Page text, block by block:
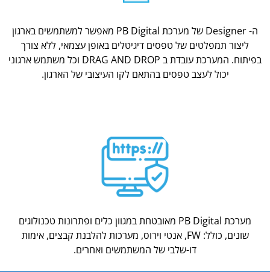
ה- Designer של מערכת PB Digital מאפשר למשתמשים בארגון
ליצור תמפלטים של טפסים דיגיטלים באופן עצמאי, ללא צורך
בפיתוח. המערכת עובדת ב DRAG AND DROP וכל משתמש ארגוני
יכול לעצב טפסים בהתאם לקו העיצובי של הארגון.
מערכת PB Digital מאובטחת במגוון כלים ופתרונות טכנולוגים
שונים, כולל: FW, אנטי וירוס, מערכות להלבנת קבצים, אימות
דו-שלבי של המשתמשים ואחרים.